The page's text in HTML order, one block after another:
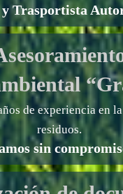
y Trasportista
de experiencia en
residuos.
sin